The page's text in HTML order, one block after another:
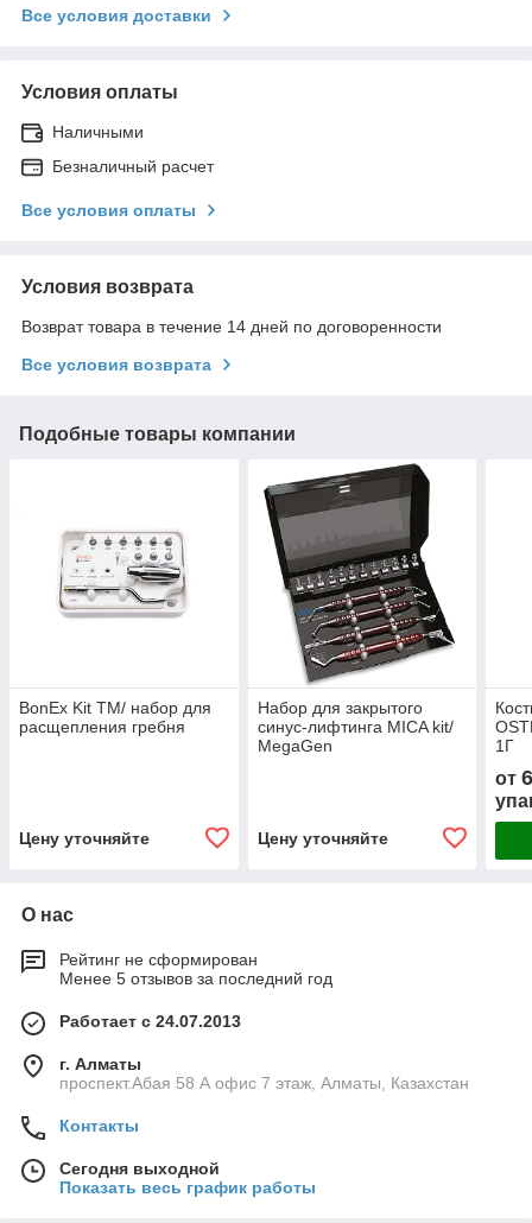
Все условия доставки
Условия оплаты
Наличными
Безналичный расчет
Все условия оплаты
Условия возврата
Возврат товара в течение 14 дней по договоренности
Все условия возврата
Подобные товары компании
BonEx Kit TM/ набор для
расщепления гребня
Цену уточняйте
Набор для закрытого
синус-лифтинга MICA kit/
MegaGen
Цену уточняйте
1Г
от
О нас
Рейтинг не сформирован
Менее 5 отзывов за последний год
Работает с 24.07.2013
г. Алматы
проспект.Абая 58 А офис 7 этаж, Алматы, Казахстан
Контакты
Сегодня выходной
Показать весь график работы